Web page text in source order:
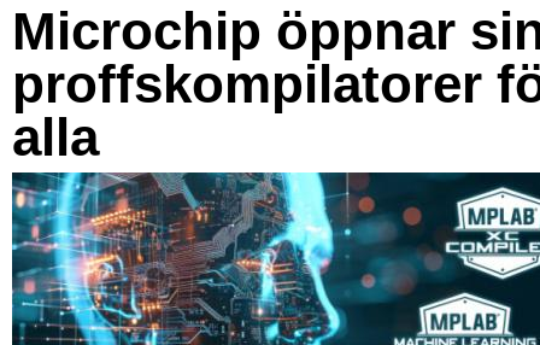
Microchip öppnar
proffskompilatorer
alla